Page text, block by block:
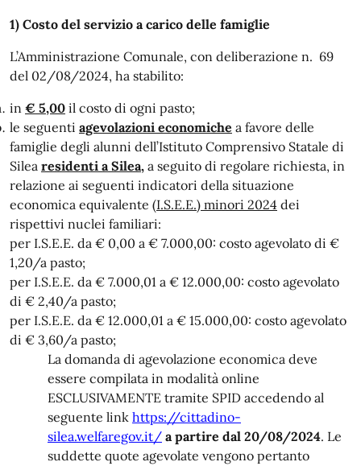
1) Costo del servizio a carico delle famiglie
L’Amministrazione Comunale, con deliberazione n. 69
del 02/08/2024, ha stabilito:
in € 5,00 il costo di ogni pasto;
le seguenti agevolazioni economiche a favore delle
famiglie degli alunni dell’Istituto Comprensivo Statale di
Silea residenti a Silea, a seguito di regolare richiesta, in
relazione ai seguenti indicatori della situazione
economica equivalente (I.S.E.E.) minori 2024 dei
rispettivi nuclei familiari:
per I.S.E.E. da € 0,00 a € 7.000,00: costo agevolato di €
1,20/a pasto;
per I.S.E.E. da € 7.000,01 a € 12.000,00: costo agevolato
di € 2,40/a pasto;
per I.S.E.E. da € 12.000,01 a € 15.000,00: costo agevolato
di € 3,60/a pasto;
La domanda di agevolazione economica deve
essere compilata in modalità online
ESCLUSIVAMENTE tramite SPID accedendo al
seguente link https://cittadino-
silea.welfaregov.it/ a partire dal 20/08/2024. Le
suddette quote agevolate vengono pertanto